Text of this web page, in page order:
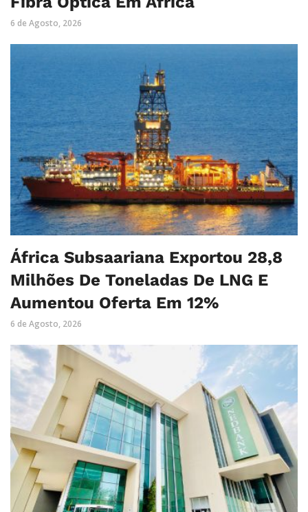
6 de Agosto, 2026
África Subsaariana Exportou 28,8
Milhões De Toneladas De LNG E
Aumentou Oferta Em 12%
6 de Agosto, 2026